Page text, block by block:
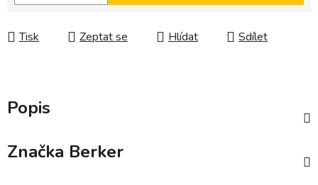
Tisk Zeptat se Hlídat Sdílet
Popis
Značka Berker